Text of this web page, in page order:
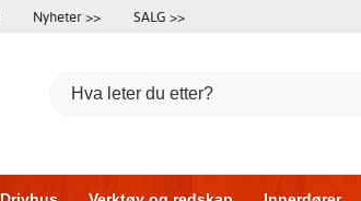
Nyheter >> SALG >>